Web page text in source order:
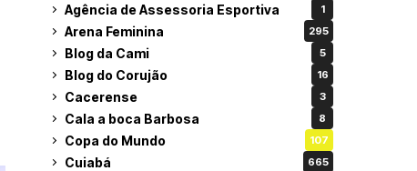
Agência de Assessoria Esportiva 1
Arena Feminina 295
Blog da Cami 5
Blog do Corujão 16
Cacerense 3
Cala a boca Barbosa 8
Copa do Mundo 107
Cuiabá 665